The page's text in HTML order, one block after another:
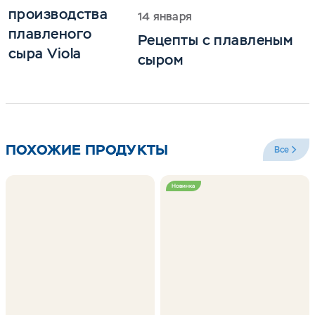
производства
плавленого
сыра Viola
14 января
Рецепты с плавленым
сыром
ПОХОЖИЕ ПРОДУКТЫ Все
Новинка